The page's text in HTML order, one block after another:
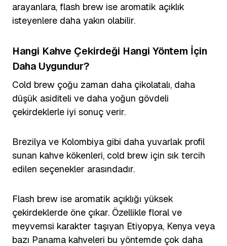
arayanlara, flash brew ise aromatik açıklık
isteyenlere daha yakın olabilir.
Hangi Kahve Çekirdeği Hangi Yöntem İçin
Daha Uygundur?
Cold brew çoğu zaman daha çikolatalı, daha
düşük asiditeli ve daha yoğun gövdeli
çekirdeklerle iyi sonuç verir.
Brezilya ve Kolombiya gibi daha yuvarlak profil
sunan kahve kökenleri, cold brew için sık tercih
edilen seçenekler arasındadır.
Flash brew ise aromatik açıklığı yüksek
çekirdeklerde öne çıkar. Özellikle floral ve
meyvemsi karakter taşıyan Etiyopya, Kenya veya
bazı Panama kahveleri bu yöntemde çok daha